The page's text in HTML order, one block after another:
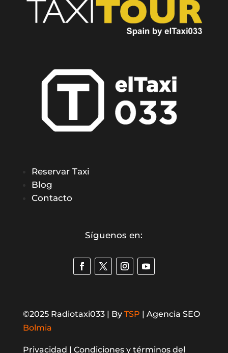
Reservar Taxi
Blog
Contacto
Síguenos en:
©2025 Radiotaxi033 | By TSP | Agencia SEO
Bolmia
Privacidad | Condiciones y términos del